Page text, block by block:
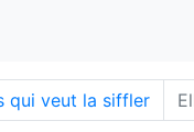
qui veut la siffler